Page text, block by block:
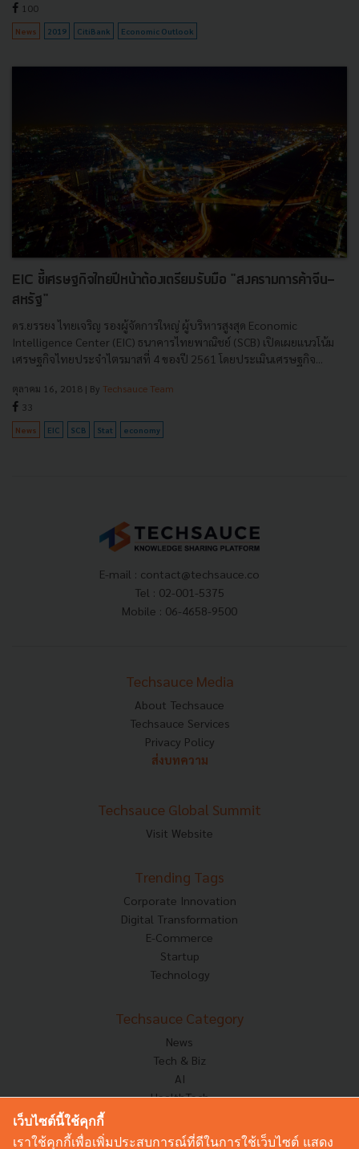
100
News 2019 CitiBank Economic Outlook
EIC ชี้เศรษฐกิจไทยปีหน้าต้องเตรียมรับมือ "สงครามการค้าจีน-
สหรัฐ"
ดร.ยรรยง ไทยเจริญ รองผู้จัดการใหญ่ ผู้บริหารสูงสุด Economic
Intelligence Center (EIC) ธนาคารไทยพาณิชย์ (SCB) เปิดเผยแนวโน้ม
เศรษฐกิจไทยประจำไตรมาสที่ 4 ของปี 2561 โดยประเมินเศรษฐกิจ...
ตุลาคม 16, 2018 | By Techsauce Team
33
News EIC SCB Stat economy
E-mail : contact@techsauce.co
Tel : 02-001-5375
Mobile : 06-4658-9500
Techsauce Media
About Techsauce
Techsauce Services
Privacy Policy
ส่งบทความ
Techsauce Global Summit
Visit Website
Trending Tags
Corporate Innovation
Digital Transformation
E-Commerce
Startup
Technology
Techsauce Category
News
Tech & Biz
AI
HealthTech
Corp Innov
เว็บไซต์นี้ใช้คุกกี้
เราใช้คุกกี้เพื่อเพิ่มประสบการณ์ที่ดีในการใช้เว็บไซต์ แสดง